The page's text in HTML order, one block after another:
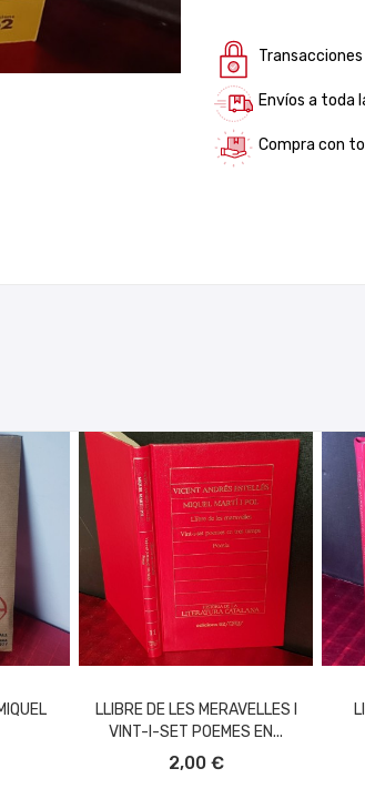
Envíos a toda
Compra con
LLIBRE DE LES MERAVELLES I
VINT-I-SET POEMES EN...
2,00 €